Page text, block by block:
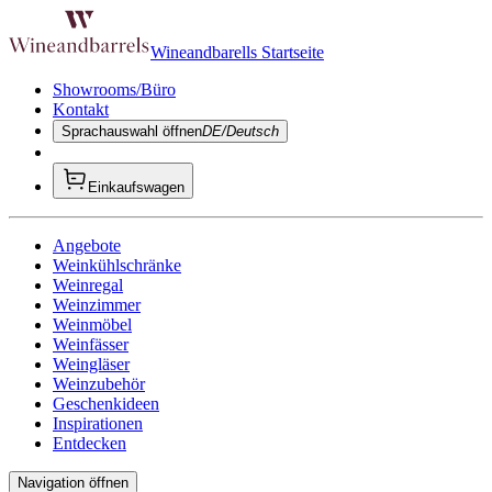
Wineandbarells Startseite
Showrooms/Büro
Kontakt
Sprachauswahl öffnenDE/Deutsch
Einkaufswagen
Angebote
Weinkühlschränke
Weinregal
Weinzimmer
Weinmöbel
Weinfässer
Weingläser
Weinzubehör
Geschenkideen
Inspirationen
Entdecken
Navigation öffnen